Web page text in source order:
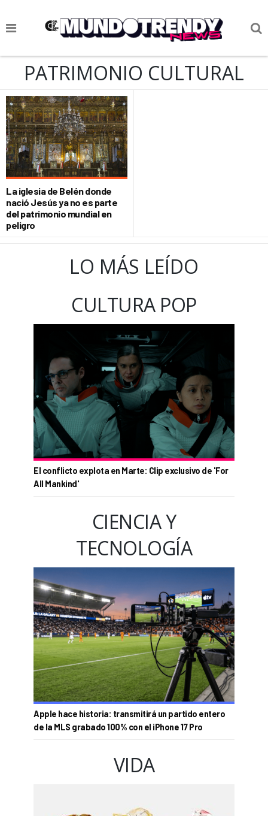
NOTICIAS
CIENCIA Y TECNOLOGÍA
VIDA
SOCIEDAD
CULTURIZANDO.COM
PATRIMONIO CULTURAL
La iglesia de Belén donde
nació Jesús ya no es parte
del patrimonio mundial en
peligro
LO MÁS LEÍDO
CULTURA POP
El conflicto explota en Marte: Clip exclusivo de 'For
All Mankind'
CIENCIA Y
TECNOLOGÍA
Apple hace historia: transmitirá un partido entero
de la MLS grabado 100% con el iPhone 17 Pro
VIDA